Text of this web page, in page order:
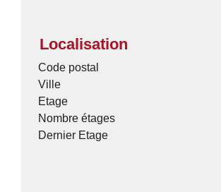
Localisation
Code postal
Ville
Etage
Nombre étages
Dernier Etage